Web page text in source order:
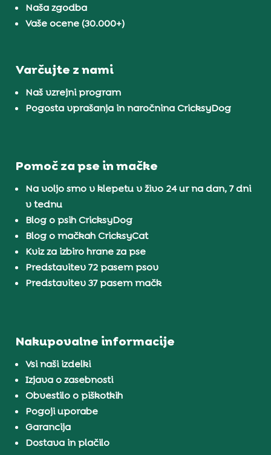
Naša zgodba
Vaše ocene (30.000+)
Varčujte z nami
Naš vzrejni program
Pogosta vprašanja in naročnina CricksyDog
Pomoč za pse in mačke
Na voljo smo v klepetu v živo 24 ur na dan, 7 dni
v tednu
Blog o psih CricksyDog
Blog o mačkah CricksyCat
Kviz za izbiro hrane za pse
Predstavitev 72 pasem psov
Predstavitev 37 pasem mačk
Nakupovalne informacije
Vsi naši izdelki
Izjava o zasebnosti
Obvestilo o piškotkih
Pogoji uporabe
Garancija
Dostava in plačilo